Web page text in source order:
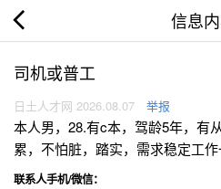
信息
司机或普工
日土人才网 2026.08.07 举报
本人男，28.有c本，驾龄5年，有
累，不怕脏，踏实，需求稳定工
联系人手机/微信：